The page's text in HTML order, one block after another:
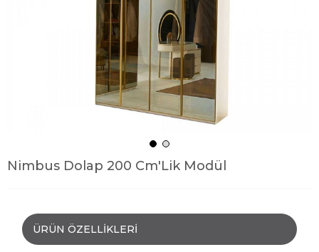
Nimbus Dolap 200 Cm'Lik Modül
ÜRÜN ÖZELLIKLERI